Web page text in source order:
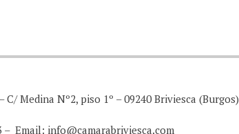
Medina Nº2, piso 1º – 09240 Briviesca (Burgos)
– Email: info@camarabriviesca.com